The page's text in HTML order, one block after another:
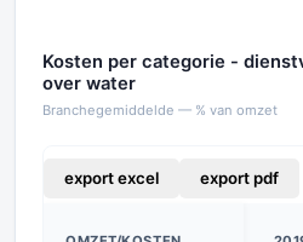
Kosten per categorie -
over water
Branchegemiddelde — % van omzet
export excel export pdf